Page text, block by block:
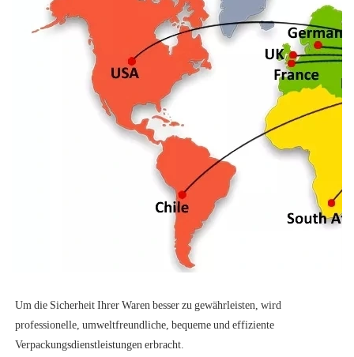
Um die Sicherheit Ihrer Waren besser zu gewährleisten, wird
professionelle, umweltfreundliche, bequeme und effiziente